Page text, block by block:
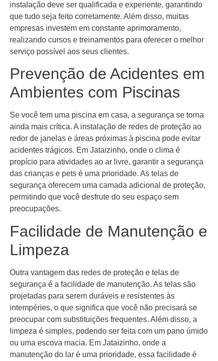
instalação deve ser qualificada e experiente, garantindo
que tudo seja feito corretamente. Além disso, muitas
empresas investem em constante aprimoramento,
realizando cursos e treinamentos para oferecer o melhor
serviço possível aos seus clientes.
Prevenção de Acidentes em
Ambientes com Piscinas
Se você tem uma piscina em casa, a segurança se torna
ainda mais crítica. A instalação de redes de proteção ao
redor de janelas e áreas próximas à piscina pode evitar
acidentes trágicos. Em Jataizinho, onde o clima é
propício para atividades ao ar livre, garantir a segurança
das crianças e pets é uma prioridade. As telas de
segurança oferecem uma camada adicional de proteção,
permitindo que você desfrute do seu espaço sem
preocupações.
Facilidade de Manutenção e
Limpeza
Outra vantagem das redes de proteção e telas de
segurança é a facilidade de manutenção. As telas são
projetadas para serem duráveis e resistentes às
intempéries, o que significa que você não precisará se
preocupar com substituições frequentes. Além disso, a
limpeza é simples, podendo ser feita com um pano úmido
ou uma escova macia. Em Jataizinho, onde a
manutenção do lar é uma prioridade, essa facilidade é